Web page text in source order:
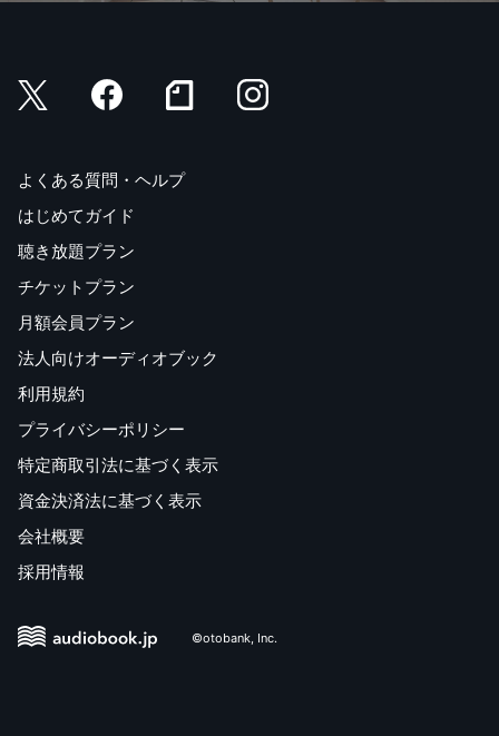
『輝け！二十一世紀』旺文社・環境公害研究所
『日本のロケット 真実の軌跡』ルネッサンス・アイ
ルネッサンス・アイ
よくある質問・ヘルプ
はじめてガイド
聴き放題プラン
チケットプラン
月額会員プラン
法人向けオーディオブック
利用規約
プライバシーポリシー
特定商取引法に基づく表示
資金決済法に基づく表示
会社概要
採用情報
©otobank, Inc.